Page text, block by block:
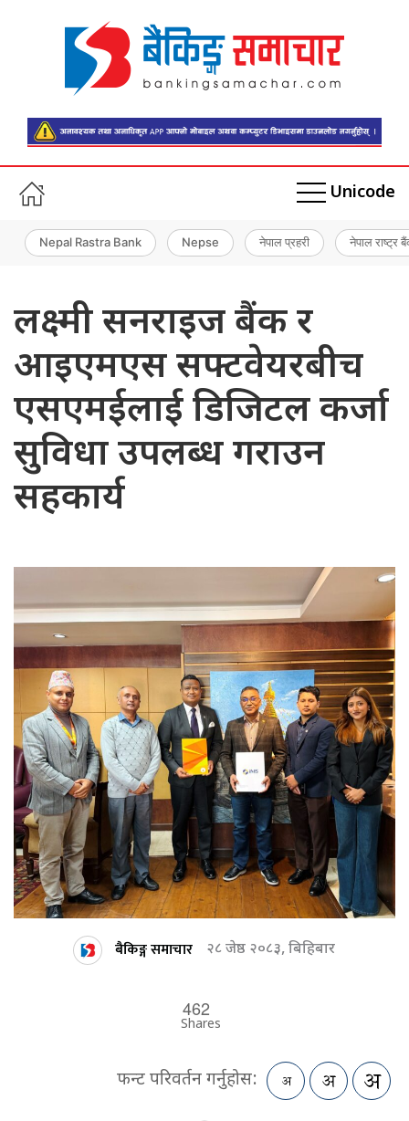
Unicode
Nepal Rastra Bank Nepse नेपाल प्रहरी नेपाल राष्ट्र
लक्ष्मी सनराइज बैंक र
आइएमएस सफ्टवेयरबीच
एसएमईलाई डिजिटल कर्जा
सुविधा उपलब्ध गराउन
सहकार्य
बैकिङ्ग समाचार २८ जेष्ठ २०८३, बिहिबार
462
Shares
फन्ट परिवर्तन गर्नुहोस: